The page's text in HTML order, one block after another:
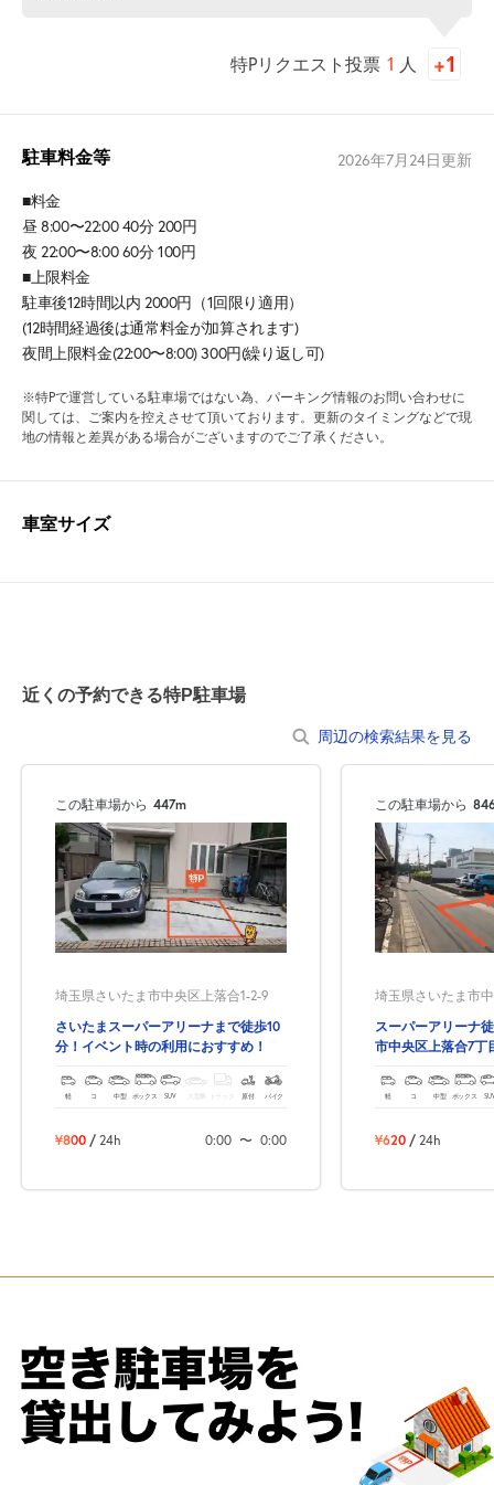
特Pリクエスト投票 1 人
駐車料金等 2026年7月24日更新
■料金
昼 8:00〜22:00 40分 200円
夜 22:00〜8:00 60分 100円
■上限料金
駐車後12時間以内 2000円（1回限り適用）
(12時間経過後は通常料金が加算されます)
夜間上限料金(22:00〜8:00) 300円(繰り返し可)
※特Pで運営している駐車場ではない為、パーキング情報のお問い合わせに
関しては、ご案内を控えさせて頂いております。更新のタイミングなどで現
地の情報と差異がある場合がございますのでご了承ください。
車室サイズ
近くの予約できる特P駐車場
周辺の検索結果を見る
この駐車場から 447m
埼玉県さいたま市中央区上落合1-2-9
さいたまスーパーアリーナまで徒歩10
分！イベント時の利用におすすめ！
軽 コ 中型 ボックス SUV 大型車 トラック 原付 バイク
¥800 / 24h 0:00 〜 0:00
この駐車場から
埼玉県さいたま市
スーパーアリーナ
市中央区上落合7丁
軽 コ 中型 ボックス
¥620 / 24h